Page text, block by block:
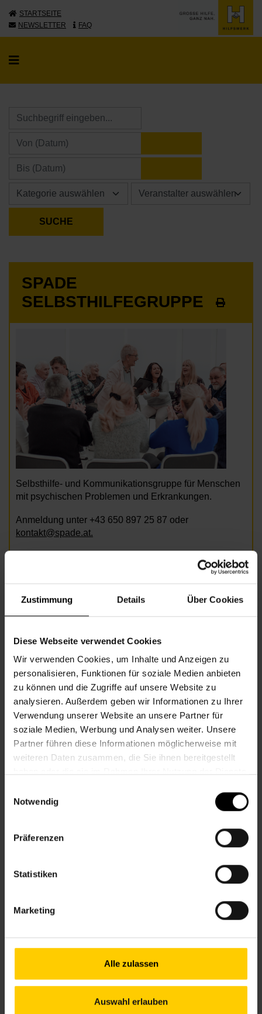
Zustimmung Details Über Cookies
Diese Webseite verwendet Cookies
Wir verwenden Cookies, um Inhalte und Anzeigen zu
personalisieren, Funktionen für soziale Medien anbieten
zu können und die Zugriffe auf unsere Website zu
analysieren. Außerdem geben wir Informationen zu Ihrer
Verwendung unserer Website an unsere Partner für
soziale Medien, Werbung und Analysen weiter. Unsere
Partner führen diese Informationen möglicherweise mit
weiteren Daten zusammen, die Sie ihnen bereitgestellt
Notwendig
Präferenzen
Statistiken
Marketing
Alle zulassen
Auswahl erlauben
STARTSEITE
NEWSLETTER
FAQ
SPADE
SELBSTHILFEGRUPPE
Selbsthilfe- und Kommunikationsgruppe für Menschen
mit psychischen Problemen und Erkrankungen.
Anmeldung unter +43 650 897 25 87 oder
kontakt@spade.at.
20.30
Veranstalter Nachbarschaftszentrum 12
NACHBARSCHAFTSZENTRUM 12
12., Am Schöpfwerk 31/3/R1, Im Hof hinter der
+43 1 512 36 61-3450
nachbarschaftszentren.wien
U6, 16A – Am Schöpfwerk
10.00–12.00 & 13.00–16.00 Uhr
12.00–17.00 Uhr